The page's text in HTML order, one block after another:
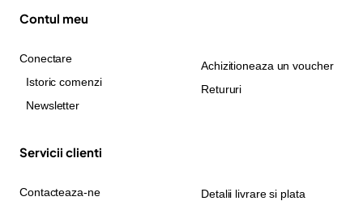
Contul meu
Conectare
Istoric comenzi
Newsletter
Achizitioneaza un voucher
Retururi
Servicii clienti
Contacteaza-ne
Detalii livrare si plata